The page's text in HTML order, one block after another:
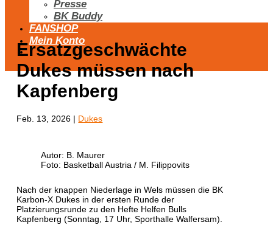
Presse
BK Buddy
FANSHOP
Mein Konto
Ersatzgeschwächte
Dukes müssen nach
Kapfenberg
Feb. 13, 2026 | Dukes
Autor: B. Maurer
Foto: Basketball Austria / M. Filippovits
Nach der knappen Niederlage in Wels müssen die BK
Karbon-X Dukes in der ersten Runde der
Platzierungsrunde zu den Hefte Helfen Bulls
Kapfenberg (Sonntag, 17 Uhr, Sporthalle Walfersam).